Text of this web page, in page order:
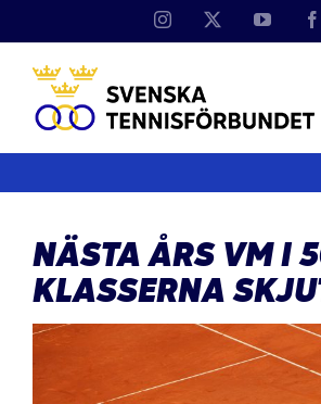
Instagram
NÄSTA ÅRS VM I
KLASSERNA